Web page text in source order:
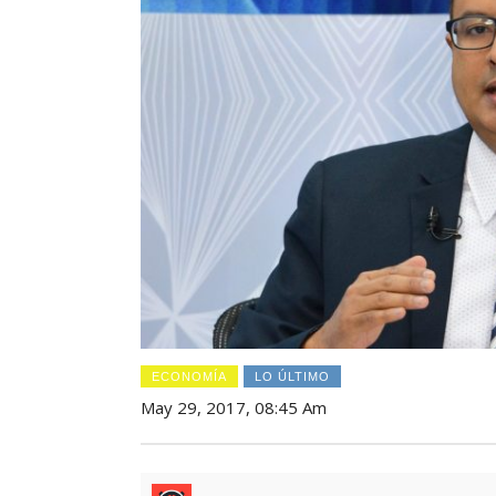
ECONOMÍA LO ÚLTIMO
May 29, 2017, 08:45 Am